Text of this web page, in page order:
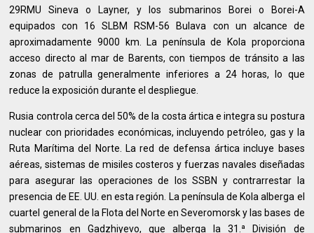
29RMU Sineva o Layner, y los submarinos Borei o Borei-A
equipados con 16 SLBM RSM-56 Bulava con un alcance de
aproximadamente 9000 km. La península de Kola proporciona
acceso directo al mar de Barents, con tiempos de tránsito a las
zonas de patrulla generalmente inferiores a 24 horas, lo que
reduce la exposición durante el despliegue.
Rusia controla cerca del 50% de la costa ártica e integra su postura
nuclear con prioridades económicas, incluyendo petróleo, gas y la
Ruta Marítima del Norte. La red de defensa ártica incluye bases
aéreas, sistemas de misiles costeros y fuerzas navales diseñadas
para asegurar las operaciones de los SSBN y contrarrestar la
presencia de EE. UU. en esta región. La península de Kola alberga el
cuartel general de la Flota del Norte en Severomorsk y las bases de
submarinos en Gadzhiyevo, que alberga la 31.ª División de